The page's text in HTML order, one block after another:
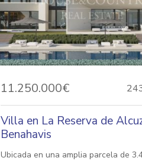
11.250.000€
Villa en La Reserva de
Benahavis
Ubicada en una amplia parcela de